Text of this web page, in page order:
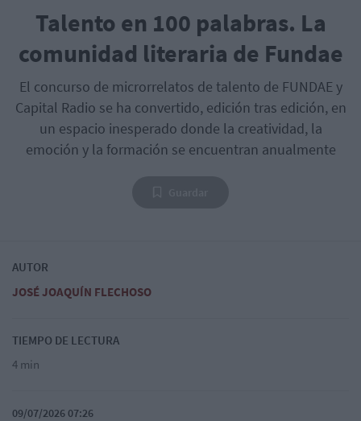
Talento en 100 palabras. La
comunidad literaria de Fundae
El concurso de microrrelatos de talento de FUNDAE y
Capital Radio se ha convertido, edición tras edición, en
un espacio inesperado donde la creatividad, la
emoción y la formación se encuentran anualmente
AUTOR
JOSÉ JOAQUÍN FLECHOSO
TIEMPO DE LECTURA
4 min
09/07/2026 07:26